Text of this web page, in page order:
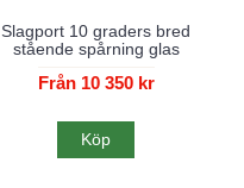
Slagport 10 graders bred
stående spårning glas
Från 10 350 kr
Köp